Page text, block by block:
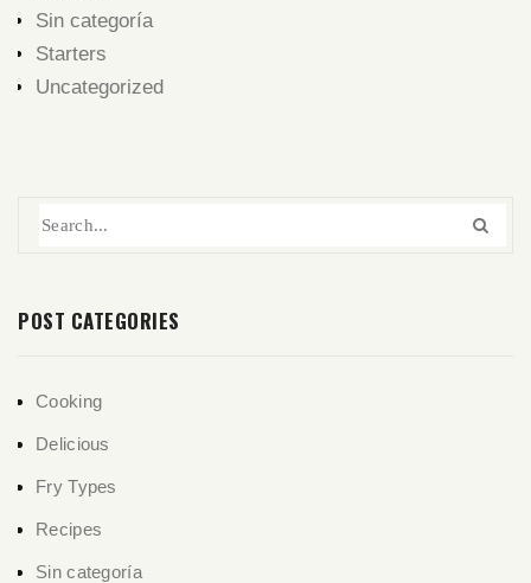
Sin categoría
Starters
Uncategorized
POST CATEGORIES
Cooking
Delicious
Fry Types
Recipes
Sin categoría